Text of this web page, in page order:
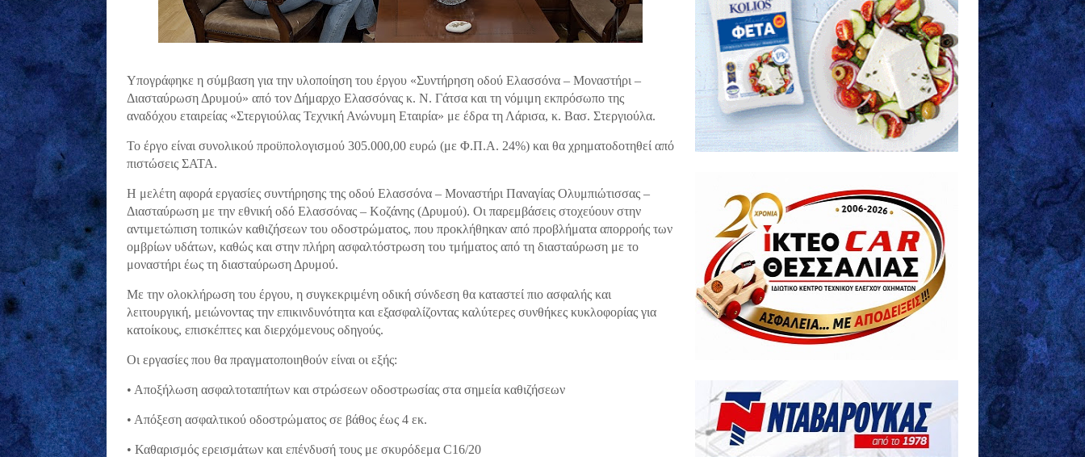
Υπογράφηκε η σύμβαση για την υλοποίηση του έργου «Συντήρηση οδού Ελασσόνα – Μοναστήρι –
Διασταύρωση Δρυμού» από τον Δήμαρχο Ελασσόνας κ. Ν. Γάτσα και τη νόμιμη εκπρόσωπο της
αναδόχου εταιρείας «Στεργιούλας Τεχνική Ανώνυμη Εταιρία» με έδρα τη Λάρισα, κ. Βασ. Στεργιούλα.
Το έργο είναι συνολικού προϋπολογισμού 305.000,00 ευρώ (με Φ.Π.Α. 24%) και θα χρηματοδοτηθεί από
πιστώσεις ΣΑΤΑ.
Η μελέτη αφορά εργασίες συντήρησης της οδού Ελασσόνα – Μοναστήρι Παναγίας Ολυμπιώτισσας –
Διασταύρωση με την εθνική οδό Ελασσόνας – Κοζάνης (Δρυμού). Οι παρεμβάσεις στοχεύουν στην
αντιμετώπιση τοπικών καθιζήσεων του οδοστρώματος, που προκλήθηκαν από προβλήματα απορροής των
ομβρίων υδάτων, καθώς και στην πλήρη ασφαλτόστρωση του τμήματος από τη διασταύρωση με το
μοναστήρι έως τη διασταύρωση Δρυμού.
Με την ολοκλήρωση του έργου, η συγκεκριμένη οδική σύνδεση θα καταστεί πιο ασφαλής και
λειτουργική, μειώνοντας την επικινδυνότητα και εξασφαλίζοντας καλύτερες συνθήκες κυκλοφορίας για
κατοίκους, επισκέπτες και διερχόμενους οδηγούς.
Οι εργασίες που θα πραγματοποιηθούν είναι οι εξής:
• Αποξήλωση ασφαλτοταπήτων και στρώσεων οδοστρωσίας στα σημεία καθιζήσεων
• Απόξεση ασφαλτικού οδοστρώματος σε βάθος έως 4 εκ.
• Καθαρισμός ερεισμάτων και επένδυσή τους με σκυρόδεμα C16/20